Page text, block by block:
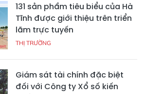
131 sản phẩm tiêu biểu của Hà
Tĩnh được giới thiệu trên triển
lãm trực tuyến
THỊ TRƯỜNG
Giám sát tài chính đặc biệt
đối với Công ty Xổ số kiến